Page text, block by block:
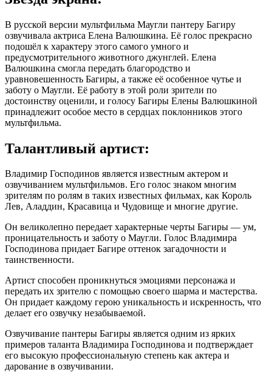
В русской версии мультфильма Маугли пантеру Багиру
озвучивала актриса Елена Валюшкина. Её голос прекрасно
подошёл к характеру этого самого умного и
предусмотрительного животного джунглей. Елена
Валюшкина смогла передать благородство и
уравновешенность Багиры, а также её особенное чутье и
заботу о Маугли. Её работу в этой роли зрители по
достоинству оценили, и голосу Багиры Елены Валюшкиной
принадлежит особое место в сердцах поклонников этого
мультфильма.
Талантливый артист:
Владимир Господинов является известным актером и
озвучиванием мультфильмов. Его голос знаком многим
зрителям по ролям в таких известных фильмах, как Король
Лев, Аладдин, Красавица и Чудовище и многие другие.
Он великолепно передает характерные черты Багиры — ум,
проницательность и заботу о Маугли. Голос Владимира
Господинова придает Багире оттенок загадочности и
таинственности.
Артист способен проникнуться эмоциями персонажа и
передать их зрителю с помощью своего шарма и мастерства.
Он придает каждому герою уникальность и искренность, что
делает его озвучку незабываемой.
Озвучивание пантеры Багиры является одним из ярких
примеров таланта Владимира Господинова и подтверждает
его высокую профессиональную степень как актера и
дарование в озвучивании.